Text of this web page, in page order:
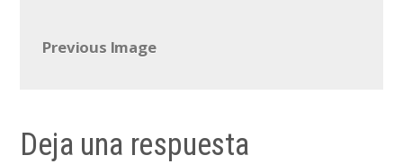
Previous Image
Deja una respuesta